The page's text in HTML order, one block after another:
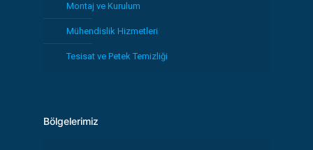
Montaj ve Kurulum
Mühendislik Hizmetleri
Tesisat ve Petek Temizliği
Bölgelerimiz